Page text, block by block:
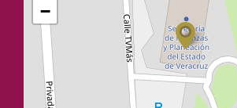
−